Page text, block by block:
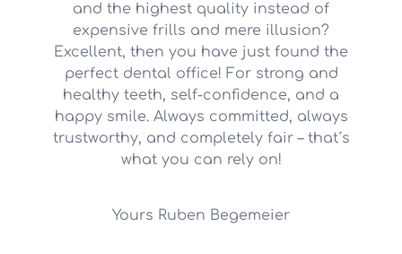
and the highest quality instead of
expensive frills and mere illusion?
Excellent, then you have just found the
perfect dental office! For strong and
healthy teeth, self-confidence, and a
happy smile. Always committed, always
trustworthy, and completely fair – that´s
what you can rely on!
Yours Ruben Begemeier